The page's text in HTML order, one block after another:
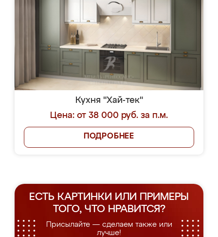
Кухня "Хай-тек"
Цена: от 38 000 руб. за п.м.
ПОДРОБНЕЕ
ЕСТЬ КАРТИНКИ ИЛИ ПРИМЕРЫ
ТОГО, ЧТО НРАВИТСЯ?
Присылайте — сделаем также или
лучше!